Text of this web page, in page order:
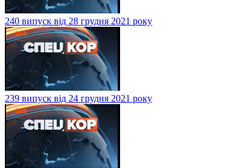
240 випуск від 28 грудня 2021 року
239 випуск від 24 грудня 2021 року